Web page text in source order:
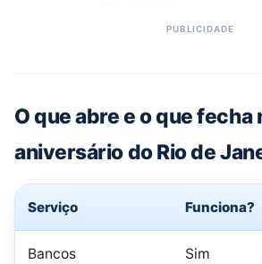
O que abre e o que fecha
aniversário do Rio de
Serviço Funciona?
Bancos Sim